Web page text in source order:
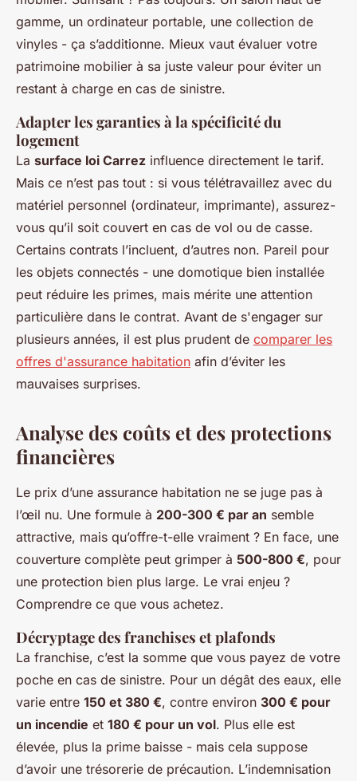
gamme, un ordinateur portable, une collection de
vinyles - ça s’additionne. Mieux vaut évaluer votre
patrimoine mobilier à sa juste valeur pour éviter un
restant à charge en cas de sinistre.
Adapter les garanties à la spécificité du
logement
La surface loi Carrez influence directement le tarif.
Mais ce n’est pas tout : si vous télétravaillez avec du
matériel personnel (ordinateur, imprimante), assurez-
vous qu’il soit couvert en cas de vol ou de casse.
Certains contrats l’incluent, d’autres non. Pareil pour
les objets connectés - une domotique bien installée
peut réduire les primes, mais mérite une attention
particulière dans le contrat. Avant de s'engager sur
plusieurs années, il est plus prudent de comparer les
offres d'assurance habitation afin d’éviter les
mauvaises surprises.
Analyse des coûts et des protections
financières
Le prix d’une assurance habitation ne se juge pas à
l’œil nu. Une formule à 200-300 € par an semble
attractive, mais qu’offre-t-elle vraiment ? En face, une
couverture complète peut grimper à 500-800 €, pour
une protection bien plus large. Le vrai enjeu ?
Comprendre ce que vous achetez.
Décryptage des franchises et plafonds
La franchise, c’est la somme que vous payez de votre
poche en cas de sinistre. Pour un dégât des eaux, elle
varie entre 150 et 380 €, contre environ 300 € pour
un incendie et 180 € pour un vol. Plus elle est
élevée, plus la prime baisse - mais cela suppose
d’avoir une trésorerie de précaution. L’indemnisation